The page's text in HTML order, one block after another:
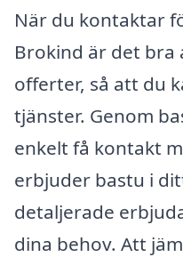
När du kontaktar
Brokind är det bra
offerter, så att du
tjänster. Genom
enkelt få kontakt
erbjuder bastu i
detaljerade
dina behov. Att